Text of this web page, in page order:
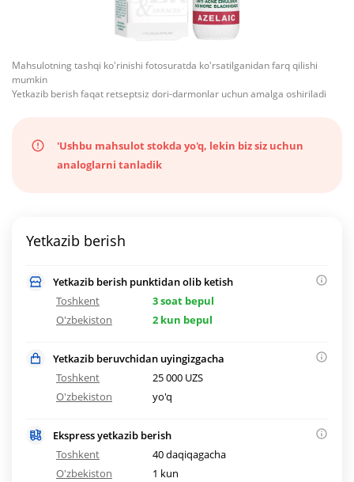
Mahsulotning tashqi ko'rinishi fotosuratda ko'rsatilganidan farq qilishi
mumkin
Yetkazib berish faqat retseptsiz dori-darmonlar uchun amalga oshiriladi
'Ushbu mahsulot stokda yo'q, lekin biz siz uchun
analoglarni tanladik
Yetkazib berish
Yetkazib berish punktidan olib ketish
Toshkent
3 soat bepul
O'zbekiston
2 kun bepul
Yetkazib beruvchidan uyingizgacha
Toshkent
25 000 UZS
O'zbekiston
yo'q
Ekspress yetkazib berish
Toshkent
40 daqiqagacha
O'zbekiston
1 kun